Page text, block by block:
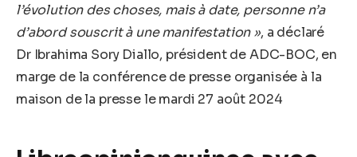
l’évolution des choses, mais à date, personne n’a
d’abord souscrit à une manifestation », a déclaré
Dr Ibrahima Sory Diallo, président de ADC-BOC, en
marge de la conférence de presse organisée à la
maison de la presse le mardi 27 août 2024